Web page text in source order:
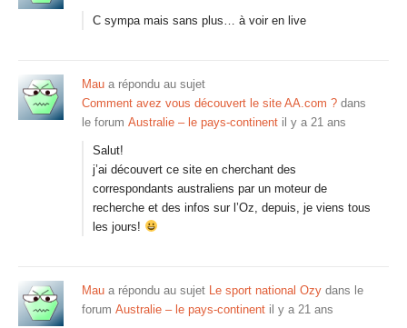
C sympa mais sans plus… à voir en live
Mau a répondu au sujet
Comment avez vous découvert le site AA.com ? dans
le forum Australie – le pays-continent il y a 21 ans
Salut!
j’ai découvert ce site en cherchant des
correspondants australiens par un moteur de
recherche et des infos sur l’Oz, depuis, je viens tous
les jours!
Mau a répondu au sujet Le sport national Ozy dans le
forum Australie – le pays-continent il y a 21 ans